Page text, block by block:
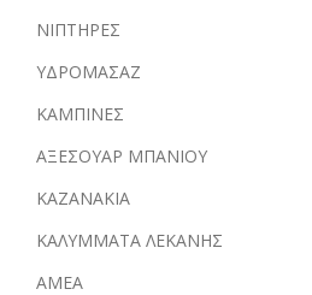
ΝΙΠΤΗΡΕΣ
ΥΔΡΟΜΑΣΑΖ
ΚΑΜΠΙΝΕΣ
ΑΞΕΣΟΥΑΡ ΜΠΑΝΙΟΥ
ΚΑΖΑΝΑΚΙΑ
ΚΑΛΥΜΜΑΤΑ ΛΕΚΑΝΗΣ
ΑΜΕΑ